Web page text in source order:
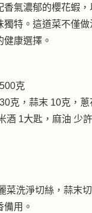
香氣濃郁的櫻花蝦
獨特。這道菜不僅
康選擇。
克
克，蒜末 10克，
酒 1大匙，麻油 少許
菜洗淨切絲，蒜末
用。